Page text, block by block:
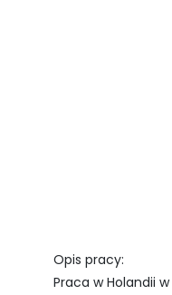
Opis pracy:
Praca w Holandii